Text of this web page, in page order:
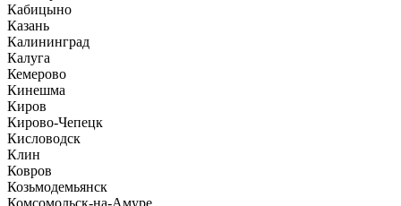
Кабицыно
Казань
Калининград
Калуга
Кемерово
Кинешма
Киров
Кирово-Чепецк
Кисловодск
Клин
Ковров
Козьмодемьянск
Комсомольск-на-Амуре